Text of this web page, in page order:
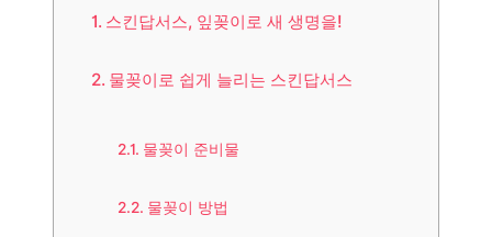
스킨답서스, 잎꽂이로 새 생명을!
물꽂이로 쉽게 늘리는 스킨답서스
물꽂이 준비물
물꽂이 방법